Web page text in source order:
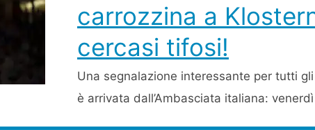
carrozzina a
cercasi tifosi!
Una segnalazione interessante per tutti
è arrivata dall’Ambasciata italiana: